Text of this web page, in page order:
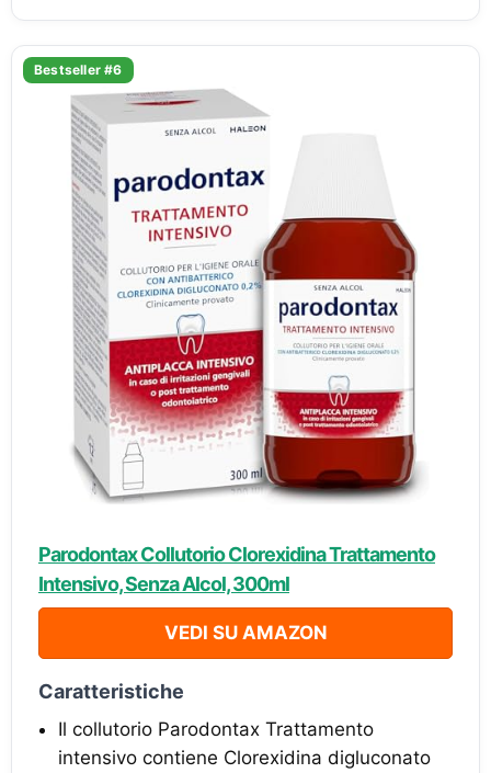
Bestseller #6
Parodontax Collutorio Clorexidina Trattamento
Intensivo, Senza Alcol, 300ml
VEDI SU AMAZON
Caratteristiche
Il collutorio Parodontax Trattamento
intensivo contiene Clorexidina digluconato